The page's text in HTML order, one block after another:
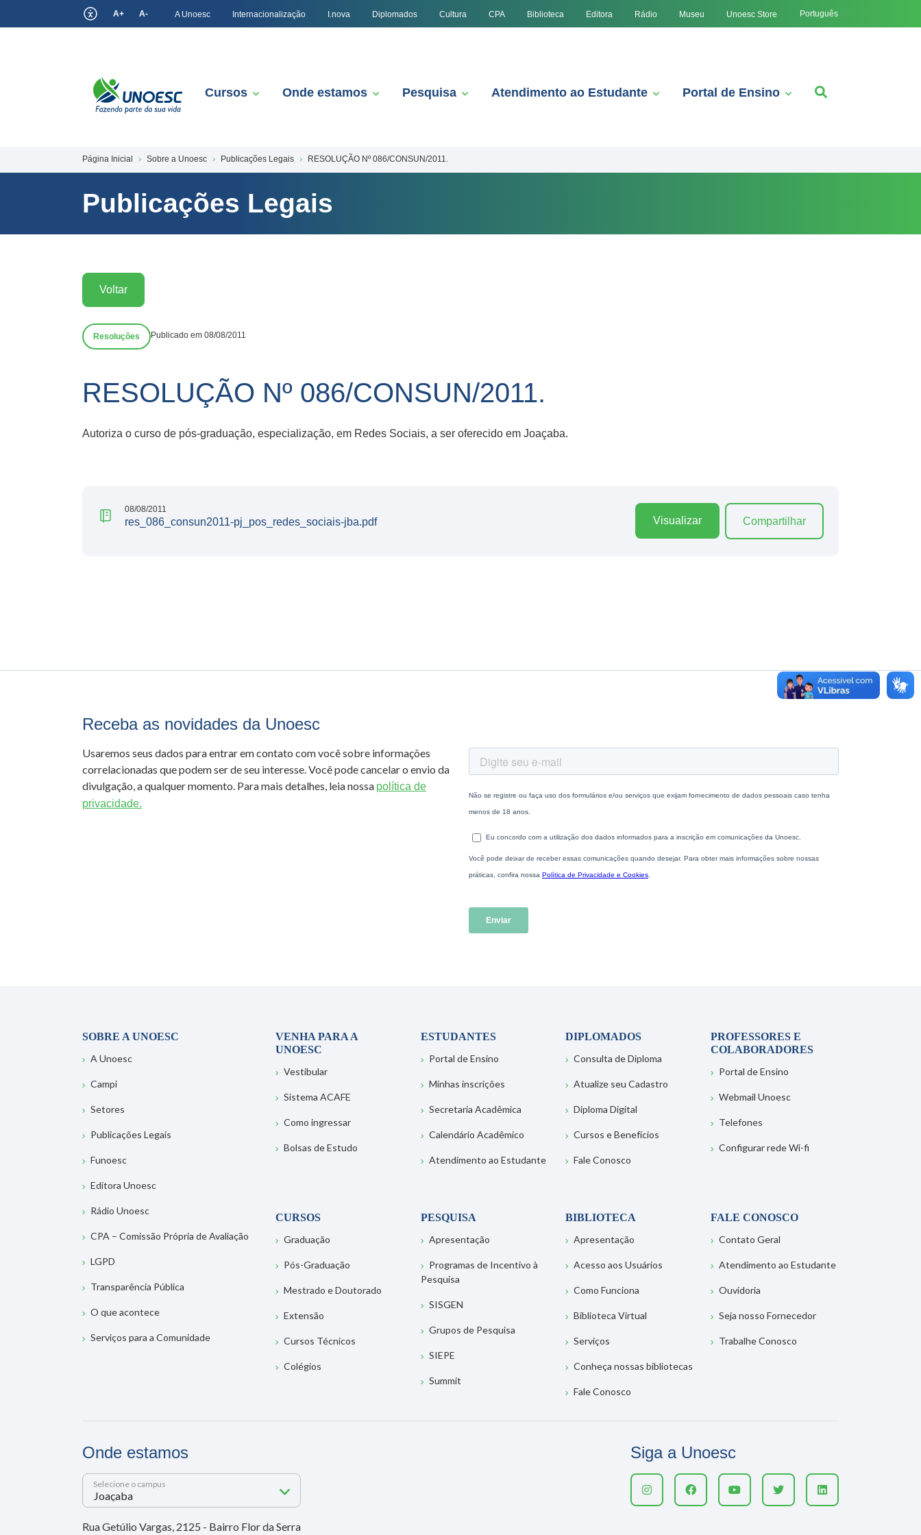
A+ A- A Unoesc Internacionalização I.nova Diplomados Cultura CPA Biblioteca Editora Rádio Museu Unoesc Store Português
Cursos Onde estamos Pesquisa Atendimento ao Estudante Portal de Ensino
Página Inicial Sobre a Unoesc Publicações Legais RESOLUÇÃO Nº 086/CONSUN/2011.
Publicações Legais
Voltar
Resoluções Publicado em 08/08/2011
RESOLUÇÃO Nº 086/CONSUN/2011.
Autoriza o curso de pós-graduação, especialização, em Redes Sociais, a ser oferecido em Joaçaba.
08/08/2011
res_086_consun2011-pj_pos_redes_sociais-jba.pdf Visualizar Compartilhar
Receba as novidades da Unoesc
Usaremos seus dados para entrar em contato com você sobre informações
correlacionadas que podem ser de seu interesse. Você pode cancelar o envio da
divulgação, a qualquer momento. Para mais detalhes, leia nossa política de
privacidade.
SOBRE A UNOESC
A Unoesc
Campi
Setores
Publicações Legais
Funoesc
Editora Unoesc
Rádio Unoesc
CPA – Comissão Própria de Avaliação
LGPD
Transparência Pública
O que acontece
Serviços para a Comunidade
VENHA PARA A
UNOESC
Vestibular
Sistema ACAFE
Como ingressar
Bolsas de Estudo
ESTUDANTES
Portal de Ensino
Minhas inscrições
Secretaria Acadêmica
Calendário Acadêmico
Atendimento ao Estudante
DIPLOMADOS
Consulta de Diploma
Atualize seu Cadastro
Diploma Digital
Cursos e Benefícios
Fale Conosco
PROFESSORES E
COLABORADORES
Portal de Ensino
Webmail Unoesc
Telefones
Configurar rede Wi-fi
CURSOS
Graduação
Pós-Graduação
Mestrado e Doutorado
Extensão
Cursos Técnicos
Colégios
PESQUISA
Apresentação
Programas de Incentivo à
Pesquisa
SISGEN
Grupos de Pesquisa
SIEPE
Summit
BIBLIOTECA
Apresentação
Acesso aos Usuários
Como Funciona
Biblioteca Virtual
Serviços
Conheça nossas bibliotecas
Fale Conosco
FALE CONOSCO
Contato Geral
Atendimento ao Estudante
Ouvidoria
Seja nosso Fornecedor
Trabalhe Conosco
Onde estamos
Selecione o campus
Rua Getúlio Vargas, 2125 - Bairro Flor da Serra
Siga a Unoesc